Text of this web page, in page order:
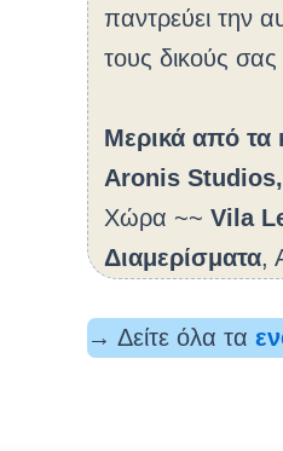
παντρεύει την
τους δικούς
Μερικά από τα
Aronis Studios,
Χώρα ~~Vila
Διαμερίσματα,
→ Δείτε όλα τα